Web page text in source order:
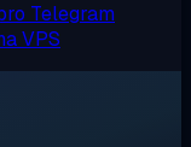
Telegram
VPS